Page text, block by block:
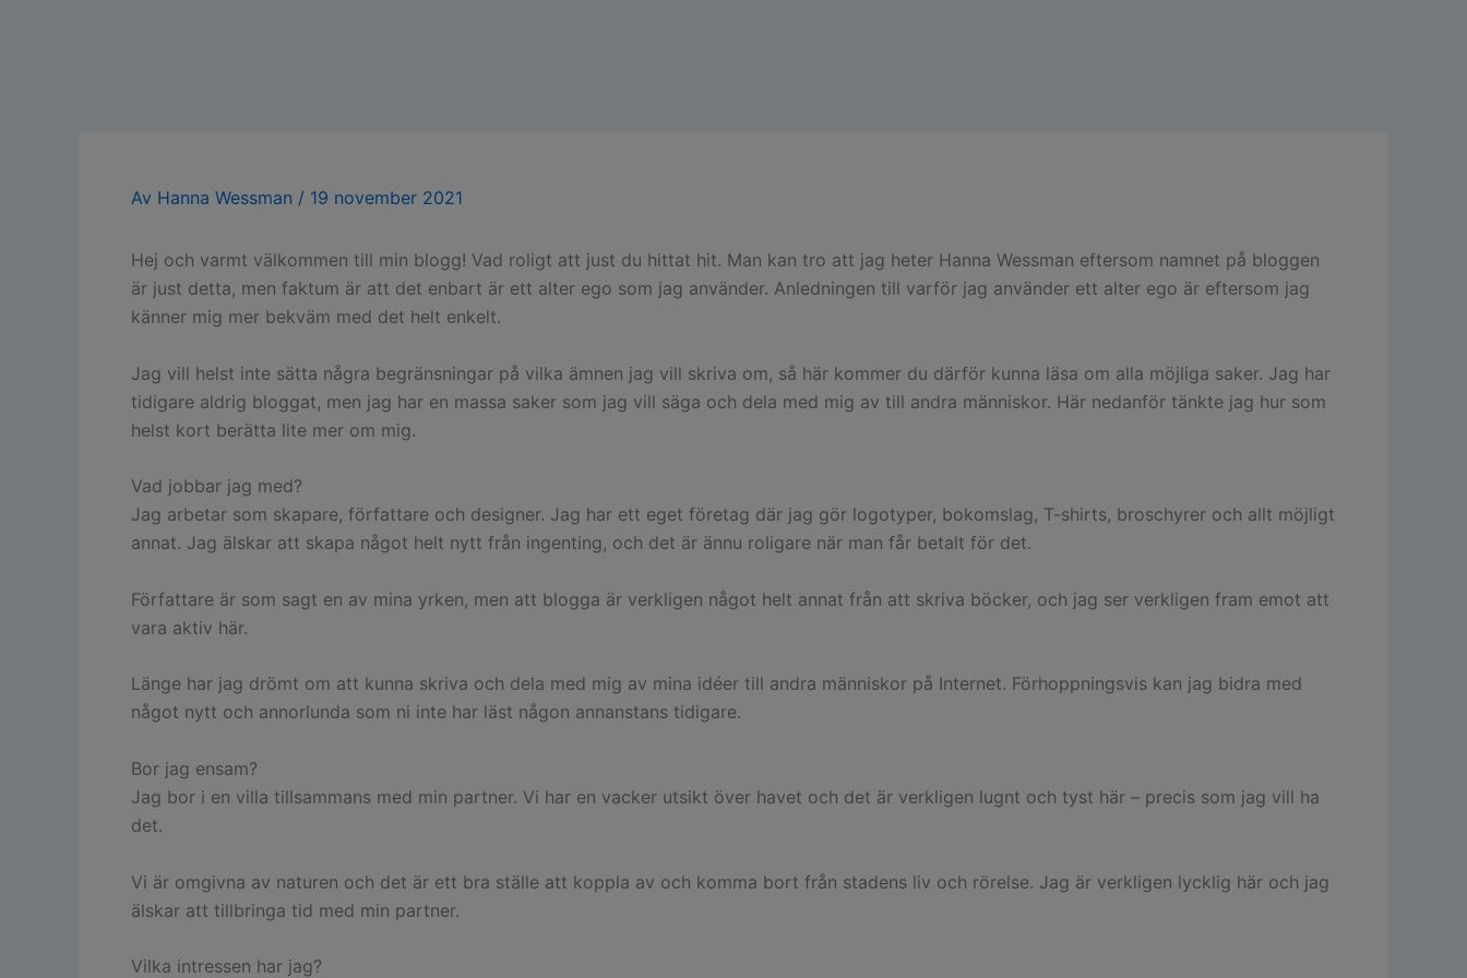
Av Hanna Wessman / 19 november 2021
Hej och varmt välkommen till min blogg! Vad roligt att just du hittat hit. Man kan tro att jag heter Hanna Wessman eftersom namnet på bloggen
är just detta, men faktum är att det enbart är ett alter ego som jag använder. Anledningen till varför jag använder ett alter ego är eftersom jag
känner mig mer bekväm med det helt enkelt.
Jag vill helst inte sätta några begränsningar på vilka ämnen jag vill skriva om, så här kommer du därför kunna läsa om alla möjliga saker. Jag har
tidigare aldrig bloggat, men jag har en massa saker som jag vill säga och dela med mig av till andra människor. Här nedanför tänkte jag hur som
helst kort berätta lite mer om mig.
Vad jobbar jag med?
Jag arbetar som skapare, författare och designer. Jag har ett eget företag där jag gör logotyper, bokomslag, T-shirts, broschyrer och allt möjligt
annat. Jag älskar att skapa något helt nytt från ingenting, och det är ännu roligare när man får betalt för det.
Författare är som sagt en av mina yrken, men att blogga är verkligen något helt annat från att skriva böcker, och jag ser verkligen fram emot att
vara aktiv här.
Länge har jag drömt om att kunna skriva och dela med mig av mina idéer till andra människor på Internet. Förhoppningsvis kan jag bidra med
något nytt och annorlunda som ni inte har läst någon annanstans tidigare.
Bor jag ensam?
Jag bor i en villa tillsammans med min partner. Vi har en vacker utsikt över havet och det är verkligen lugnt och tyst här – precis som jag vill ha
det.
Vi är omgivna av naturen och det är ett bra ställe att koppla av och komma bort från stadens liv och rörelse. Jag är verkligen lycklig här och jag
älskar att tillbringa tid med min partner.
Vilka intressen har jag?